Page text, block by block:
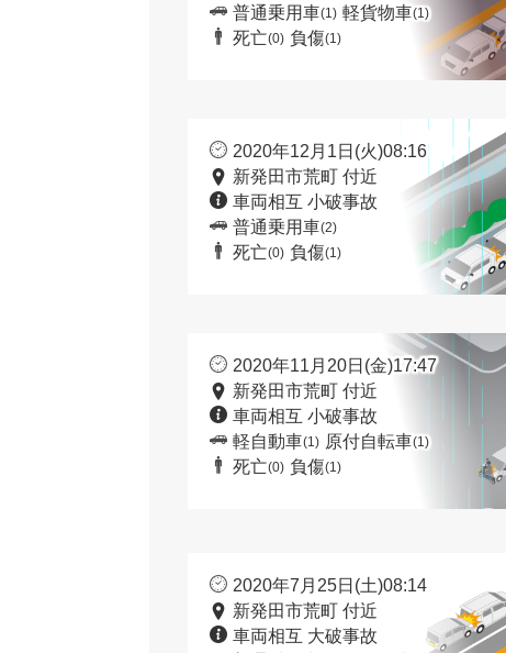
普通乗用車(1) 軽貨物車(1)
死亡(0) 負傷(1)
2020年12月1日(火)08:16
新発田市荒町 付近
車両相互 小破事故
普通乗用車(2)
死亡(0) 負傷(1)
2020年11月20日(金)17:47
新発田市荒町 付近
車両相互 小破事故
軽自動車(1) 原付自転車(1)
死亡(0) 負傷(1)
2020年7月25日(土)08:14
新発田市荒町 付近
車両相互 大破事故